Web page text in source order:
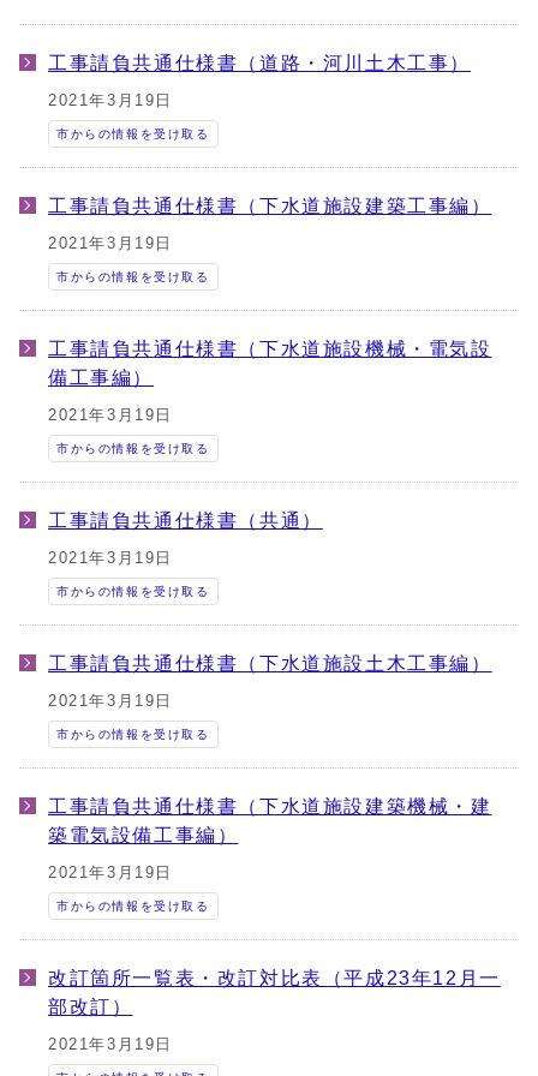
工事請負共通仕様書（道路・河川土木工事）
2021年3月19日
市からの情報を受け取る
工事請負共通仕様書（下水道施設建築工事編）
2021年3月19日
市からの情報を受け取る
工事請負共通仕様書（下水道施設機械・電気設
備工事編）
2021年3月19日
市からの情報を受け取る
工事請負共通仕様書（共通）
2021年3月19日
市からの情報を受け取る
工事請負共通仕様書（下水道施設土木工事編）
2021年3月19日
市からの情報を受け取る
工事請負共通仕様書（下水道施設建築機械・建
築電気設備工事編）
2021年3月19日
市からの情報を受け取る
改訂箇所一覧表・改訂対比表（平成23年12月一
部改訂）
2021年3月19日